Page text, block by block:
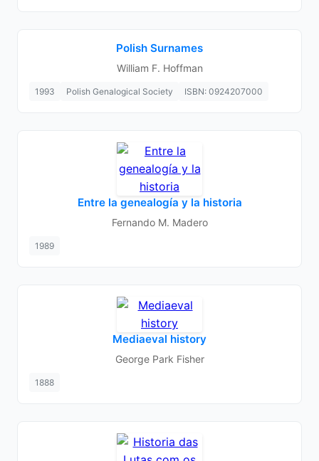
Polish Surnames
William F. Hoffman
1993 Polish Genalogical Society ISBN: 0924207000
Entre la genealogía y la historia
Fernando M. Madero
1989
Mediaeval history
George Park Fisher
1888